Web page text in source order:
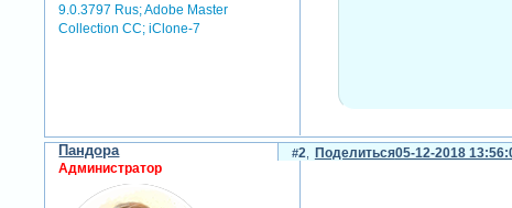
9.0.3797 Rus; Adobe Master
Collection СС; iClone-7
в этом уроке мы при помощи
Поделиться
2 05-12-2018
Пандора
Администратор